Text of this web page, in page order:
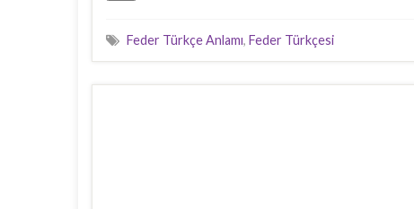
Feder Türkçe Anlamı, Feder Türkçesi